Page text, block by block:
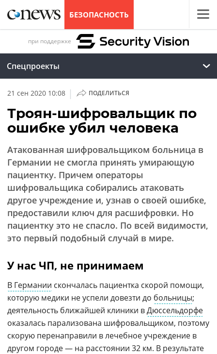
БЕЗОПАСНОСТЬ
при поддержке
Спецпроекты
21 сен 2020 10:08 | ПОДЕЛИТЬСЯ
Троян-шифровальщик по
ошибке убил человека
Атакованная шифровальщиком больница в
Германии не смогла принять умирающую
пациентку. Причем операторы
шифровальщика собирались атаковать
другое учреждение и, узнав о своей ошибке,
предоставили ключ для расшифровки. Но
пациентку это не спасло. По всей видимости,
это первый подобный случай в мире.
У нас ЧП, не принимаем
В Германии скончалась пациентка скорой помощи,
которую медики не успели довезти до больницы;
деятельность ближайшей клиники вДюссельдорфе
оказалась парализована шифровальщиком, поэтому
скорую перенаправили в лечебное учреждение в
другом городе — на расстоянии 32 км. В результате